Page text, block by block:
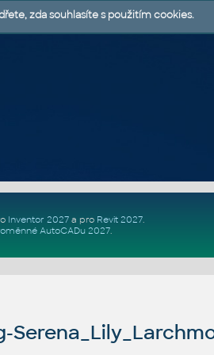
Inventor 2027a pro Revit 2027.
AutoCADu 2027.
zda souhlasíte s použitím cookies.